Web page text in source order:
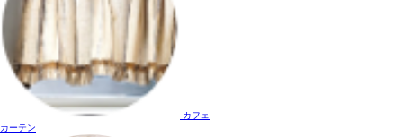
カフェ
カーテン